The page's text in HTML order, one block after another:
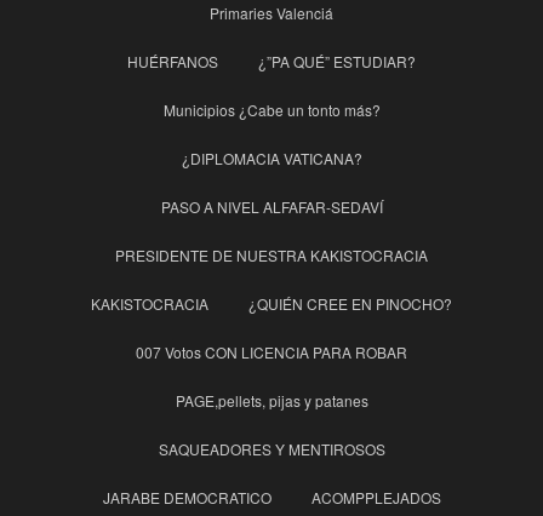
Primaries Valenciá
HUÉRFANOS ¿”PA QUÉ” ESTUDIAR?
Municipios ¿Cabe un tonto más?
¿DIPLOMACIA VATICANA?
PASO A NIVEL ALFAFAR-SEDAVÍ
PRESIDENTE DE NUESTRA KAKISTOCRACIA
KAKISTOCRACIA ¿QUIÉN CREE EN PINOCHO?
007 Votos CON LICENCIA PARA ROBAR
PAGE,pellets, pijas y patanes
SAQUEADORES Y MENTIROSOS
JARABE DEMOCRATICO ACOMPPLEJADOS